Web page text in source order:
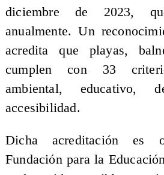
diciembre de 2023,
anualmente. Un
acredita que playas,
cumplen con 33
ambiental, educativo,
accesibilidad.
Dicha acreditación es
Fundación para la